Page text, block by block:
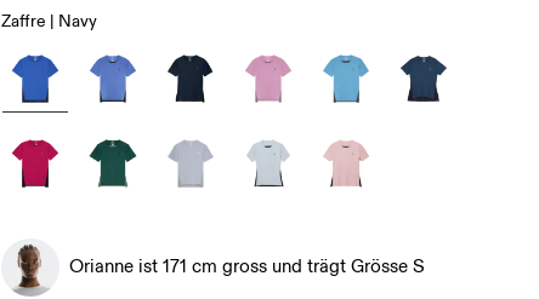
Zaffre | Navy
Orianne ist 171 cm gross und trägt Grösse S